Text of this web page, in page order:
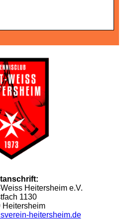
Heitersheim e.V.
1130
Heitersheim
heitersheim.de